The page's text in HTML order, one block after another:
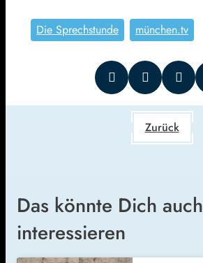
Die Sprechstunde münchen.tv
Zurück
Das könnte Dich auch
interessieren